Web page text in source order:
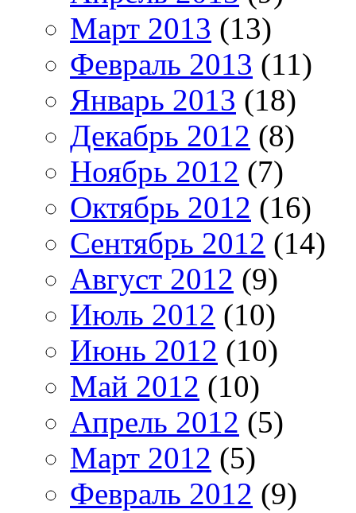
Март 2013 (13)
Февраль 2013 (11)
Январь 2013 (18)
Декабрь 2012 (8)
Ноябрь 2012 (7)
Октябрь 2012 (16)
Сентябрь 2012 (14)
Август 2012 (9)
Июль 2012 (10)
Июнь 2012 (10)
Май 2012 (10)
Апрель 2012 (5)
Март 2012 (5)
Февраль 2012 (9)